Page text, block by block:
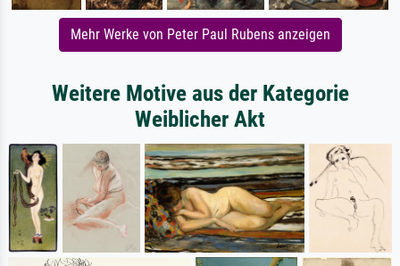
Mehr Werke von Peter Paul Rubens anzeigen
Weitere Motive aus der Kategorie
Weiblicher Akt